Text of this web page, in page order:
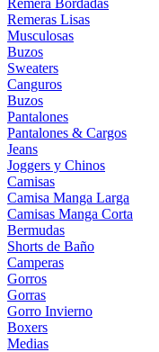
Remera Bordadas
Remeras Lisas
Musculosas
Buzos
Sweaters
Canguros
Buzos
Pantalones
Pantalones & Cargos
Jeans
Joggers y Chinos
Camisas
Camisa Manga Larga
Camisas Manga Corta
Bermudas
Shorts de Baño
Camperas
Gorros
Gorras
Gorro Invierno
Boxers
Medias